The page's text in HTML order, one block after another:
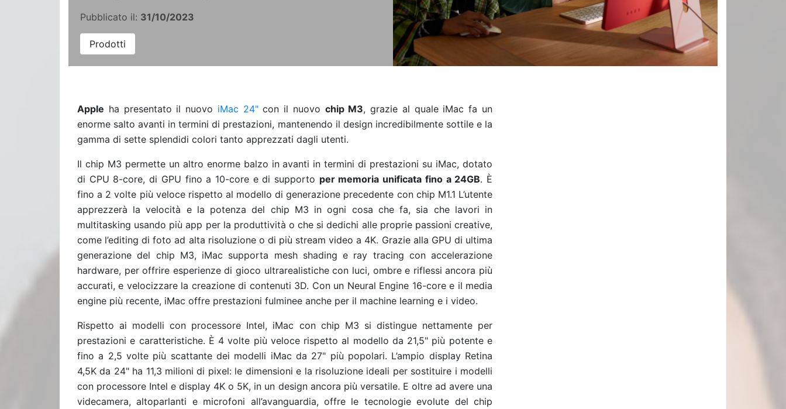
Pubblicato il: 31/10/2023
Prodotti
Apple ha presentato il nuovo iMac 24"con il nuovo chip M3, grazie al quale iMac fa un
enorme salto avanti in termini di prestazioni, mantenendo il design incredibilmente sottile e la
gamma di sette splendidi colori tanto apprezzati dagli utenti.
Il chip M3 permette un altro enorme balzo in avanti in termini di prestazioni su iMac, dotato
di CPU 8-core, di GPU fino a 10-core e di supporto per memoria unificata fino a 24GB. È
fino a 2 volte più veloce rispetto al modello di generazione precedente con chip M1.1 L’utente
apprezzerà la velocità e la potenza del chip M3 in ogni cosa che fa, sia che lavori in
multitasking usando più app per la produttività o che si dedichi alle proprie passioni creative,
come l’editing di foto ad alta risoluzione o di più stream video a 4K. Grazie alla GPU di ultima
generazione del chip M3, iMac supporta mesh shading e ray tracing con accelerazione
hardware, per offrire esperienze di gioco ultrarealistiche con luci, ombre e riflessi ancora più
accurati, e velocizzare la creazione di contenuti 3D. Con un Neural Engine 16-core e il media
engine più recente, iMac offre prestazioni fulminee anche per il machine learning e i video.
Rispetto ai modelli con processore Intel, iMac con chip M3 si distingue nettamente per
prestazioni e caratteristiche. È 4 volte più veloce rispetto al modello da 21,5" più potente e
fino a 2,5 volte più scattante dei modelli iMac da 27" più popolari. L’ampio display Retina
4,5K da 24" ha 11,3 milioni di pixel: le dimensioni e la risoluzione ideali per sostituire i modelli
con processore Intel e display 4K o 5K, in un design ancora più versatile. E oltre ad avere una
videcamera, altoparlanti e microfoni all’avanguardia, offre le tecnologie evolute del chip